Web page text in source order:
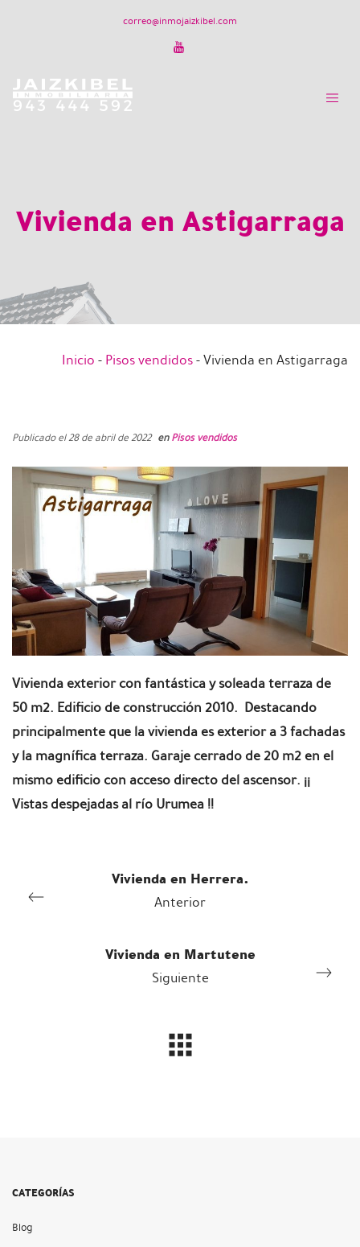
correo@inmojaizkibel.com
Vivienda en Astigarraga
Inicio - Pisos vendidos-Vivienda en Astigarraga
Publicado el 28 de abril de 2022 enPisos vendidos
Vivienda exterior con fantástica y soleada terraza de
50 m2. Edificio de construcción 2010. Destacando
principalmente que la vivienda es exterior a 3 fachadas
y la magnífica terraza. Garaje cerrado de 20 m2 en el
mismo edificio con acceso directo del ascensor. ¡¡
Vistas despejadas al río Urumea !!
Vivienda en Herrera.
Anterior
Vivienda en Martutene
Siguiente
CATEGORÍAS
Blog